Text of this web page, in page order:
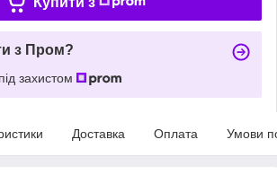
з Пром?
захистом
Доставка Оплата Умови